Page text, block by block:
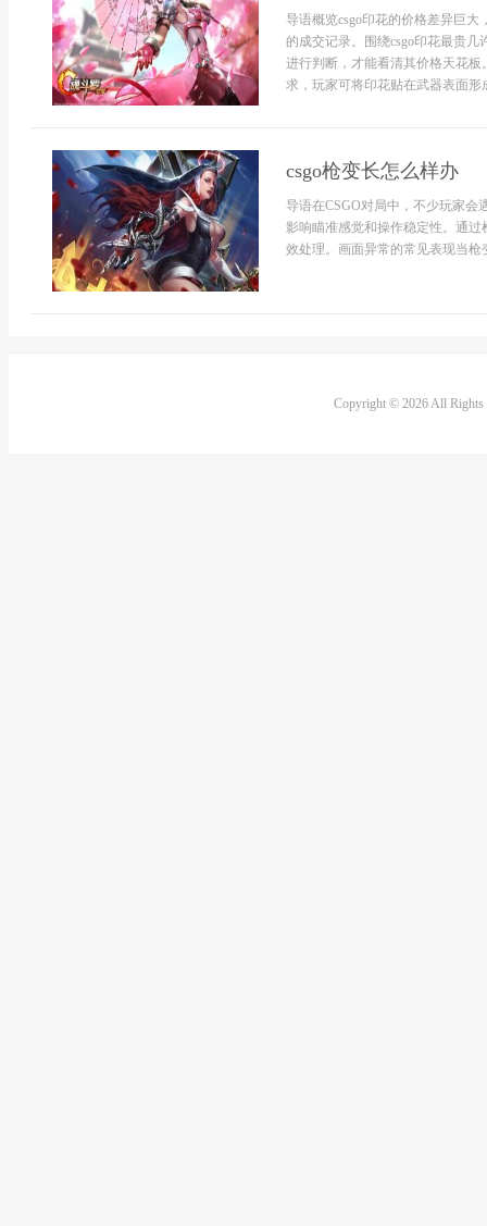
导语概览csgo印花的价格差异巨
的成交记录。围绕csgo印花最贵
进行判断，才能看清其价格天花
求，玩家可将印花贴在武器表面
csgo枪变长怎么样办
导语在CSGO对局中，不少玩家会
影响瞄准感觉和操作稳定性。通
效处理。画面异常的常见表现当
Copyright © 2026 All